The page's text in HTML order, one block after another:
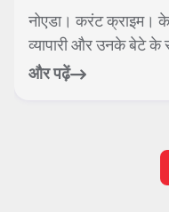
शामली। करंट
सफलता मिली है।
और पढ़ें